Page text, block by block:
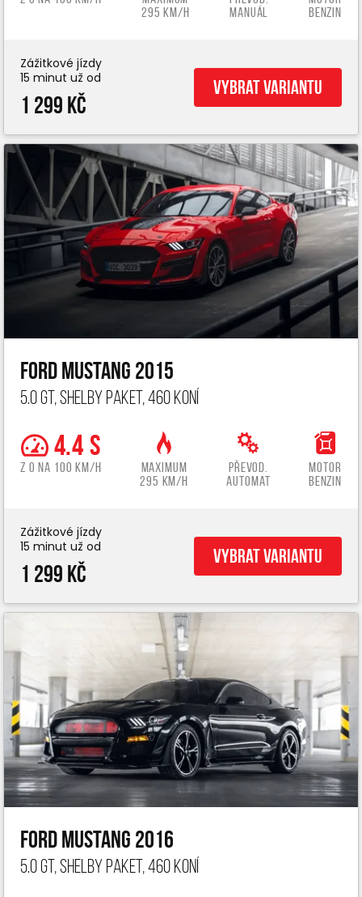
295 km/h
manuál
benzin
Zážitkové jízdy
15 minut už od
1 299 Kč
Vybrat variantu
Ford Mustang 2015
5.0 GT, Shelby paket, 460 koní
4.4 s
z 0 na 100 km/h
Maximum
295 km/h
Převod.
automat
Motor
benzin
Zážitkové jízdy
15 minut už od
1 299 Kč
Vybrat variantu
Ford Mustang 2016
5.0 GT, Shelby paket, 460 koní